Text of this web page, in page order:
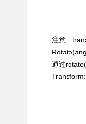
注意：
通过